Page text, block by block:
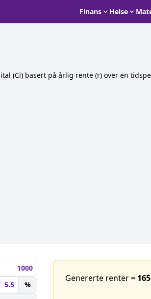
Finans Helse
(Ci) basert på årlig rente (r) over en
%
Genererte renter =